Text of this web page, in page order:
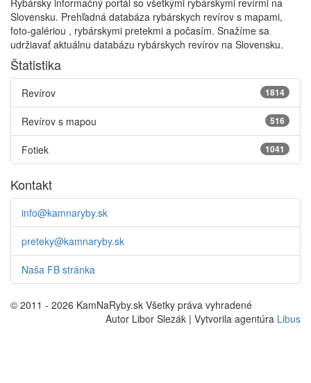
Rybársky informačný portál so všetkými rybárskymi revírmi na
Slovensku. Prehľadná databáza rybárskych revírov s mapami,
foto-galériou , rybárskymi pretekmi a počasím. Snažíme sa
udržiavať aktuálnu databázu rybárskych revírov na Slovensku.
Štatistika
1814
Revírov
516
Revírov s mapou
1041
Fotiek
Kontakt
info@kamnaryby.sk
preteky@kamnaryby.sk
Naša FB stránka
© 2011 - 2026 KamNaRyby.sk Všetky práva vyhradené
Autor Libor Slezák | Vytvorila agentúra Libus